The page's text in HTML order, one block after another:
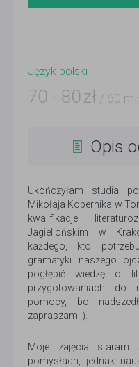
Język polski
70 - 80 zł / 60
Opis
Ukończyłam studia
Mikołaja Kopernika w
kwalifikacje
Jagiellońskim w
każdego, kto
gramatyki naszego
pogłębić wiedzę o
przygotowaniach do
pomocy, bo
zapraszam :).
Moje zajęcia staram
pomysłach, jednak